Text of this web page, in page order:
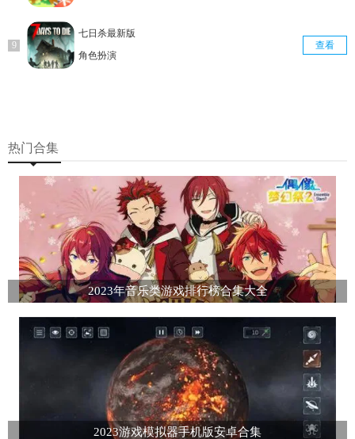
七日杀最新版
角色扮演
查看
热门合集
2023年音乐类游戏排行榜合集大全
2023游戏模拟器手机版安卓合集